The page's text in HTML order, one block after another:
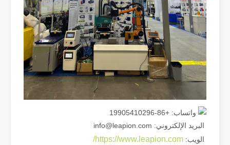
واتساب: +86-19905410296
البريد الإلكتروني: info@leapion.com
الويب: https://www.leapion.com/